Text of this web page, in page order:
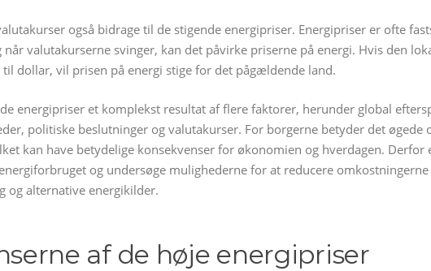
også bidrage til de stigende energipriser. Energipriser er ofte
valutakurserne svinger, kan det påvirke priserne på energi. Hvis den
dollar, vil prisen på energi stige for det pågældende land.
energipriser et komplekst resultat af flere faktorer, herunder global
politiske beslutninger og valutakurser. For borgerne betyder det øgede
kan have betydelige konsekvenser for økonomien og hverdagen. Derfor
og undersøge mulighederne for at reducere omkostningerne
og alternative energikilder.
af de høje energipriser